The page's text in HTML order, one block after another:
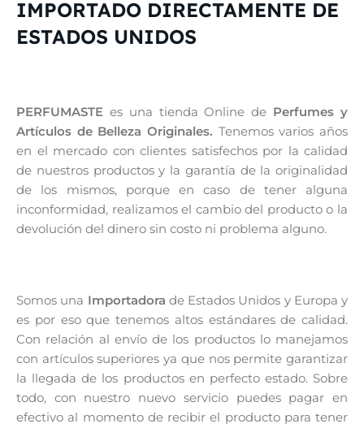
IMPORTADO DIRECTAMENTE DE
ESTADOS UNIDOS
PERFUMASTE es una tienda Online de Perfumes y
Artículos de Belleza Originales. Tenemos varios años
en el mercado con clientes satisfechos por la calidad
de nuestros productos y la garantía de la originalidad
de los mismos, porque en caso de tener alguna
inconformidad, realizamos el cambio del producto o la
devolución del dinero sin costo ni problema alguno.
Somos una Importadora de Estados Unidos y Europa y
es por eso que tenemos altos estándares de calidad.
Con relación al envío de los productos lo manejamos
con artículos superiores ya que nos permite garantizar
la llegada de los productos en perfecto estado. Sobre
todo, con nuestro nuevo servicio puedes pagar en
efectivo al momento de recibir el producto para tener